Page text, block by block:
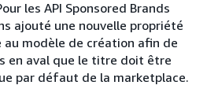
les API Sponsored Brands
ajouté une nouvelle propriété
modèle de création afin de
en aval que le titre doit être
par défaut de la marketplace.